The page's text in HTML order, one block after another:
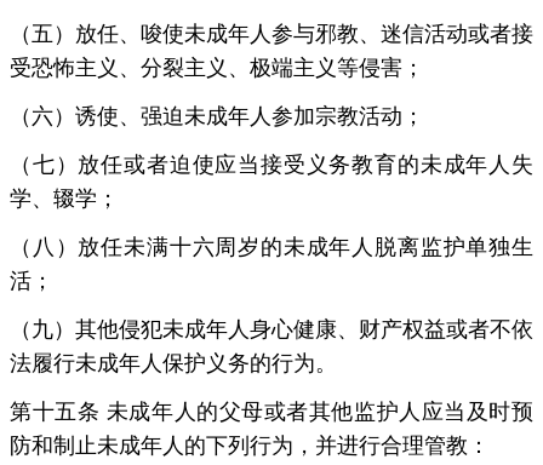
（五）放任、唆使未成年人参与邪教、迷信活动或者接
受恐怖主义、分裂主义、极端主义等侵害；
（六）诱使、强迫未成年人参加宗教活动；
（七）放任或者迫使应当接受义务教育的未成年人失
学、辍学；
（八）放任未满十六周岁的未成年人脱离监护单独生
活；
（九）其他侵犯未成年人身心健康、财产权益或者不依
法履行未成年人保护义务的行为。
第十五条 未成年人的父母或者其他监护人应当及时预
防和制止未成年人的下列行为，并进行合理管教：